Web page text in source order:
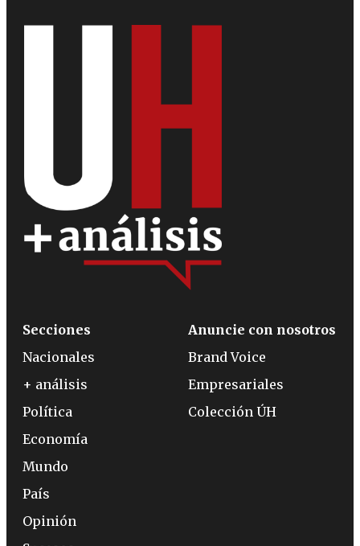
Secciones
Nacionales
+ análisis
Política
Economía
Mundo
País
Opinión
Anuncie con nosotros
Brand Voice
Empresariales
Colección ÚH